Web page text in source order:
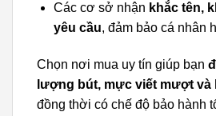
Các cơ sở nhận khắc tên,
yêu cầu, đảm bảo cá nhân
Chọn nơi mua uy tín giúp bạn
lượng bút, mực viết mượt và
đồng thời có chế độ bảo hành